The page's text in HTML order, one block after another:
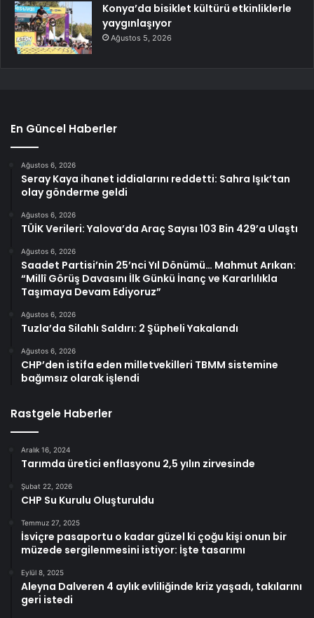
Konya’da bisiklet kültürü etkinliklerle
yaygınlaşıyor
Ağustos 5, 2026
En Güncel Haberler
Ağustos 6, 2026
Seray Kaya ihanet iddialarını reddetti: Sahra Işık’tan
olay gönderme geldi
Ağustos 6, 2026
TÜİK Verileri: Yalova’da Araç Sayısı 103 Bin 429’a Ulaştı
Ağustos 6, 2026
Saadet Partisi’nin 25’nci Yıl Dönümü… Mahmut Arıkan:
“Millî Görüş Davasını İlk Günkü İnanç ve Kararlılıkla
Taşımaya Devam Ediyoruz”
Ağustos 6, 2026
Tuzla’da Silahlı Saldırı: 2 Şüpheli Yakalandı
Ağustos 6, 2026
CHP’den istifa eden milletvekilleri TBMM sistemine
bağımsız olarak işlendi
Rastgele Haberler
Aralık 16, 2024
Tarımda üretici enflasyonu 2,5 yılın zirvesinde
Şubat 22, 2026
CHP Su Kurulu Oluşturuldu
Temmuz 27, 2025
İsviçre pasaportu o kadar güzel ki çoğu kişi onun bir
müzede sergilenmesini istiyor: İşte tasarımı
Eylül 8, 2025
Aleyna Dalveren 4 aylık evliliğinde kriz yaşadı, takılarını
geri istedi